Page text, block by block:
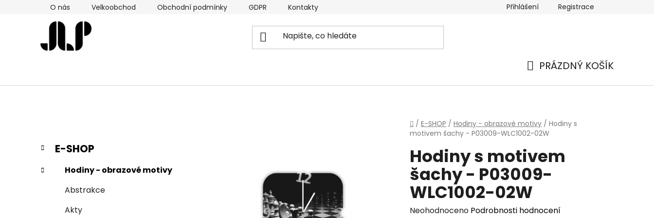
O nás Velkoobchod Obchodní podmínky GDPR Kontakty Přihlášení Registrace
PRÁZDNÝ KOŠÍK
Domů
/ E-SHOP / Hodiny - obrazové motivy / Hodiny s
motivem šachy - P03009-WLC1002-02W
P
s
Přeskočit
kategorie
K
a
t
e
E-SHOP
Hodiny - obrazové motivy
Abstrakce
Akty
Hodiny s motivem
šachy - P03009-
WLC1002-02W
Průměrné
Neohodnoceno Podrobnosti hodnocení